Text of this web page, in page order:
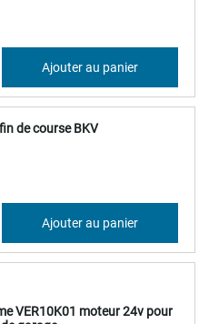
Ajouter au panier
de course BKV
Ajouter au panier
VER10K01 moteur 24v pour